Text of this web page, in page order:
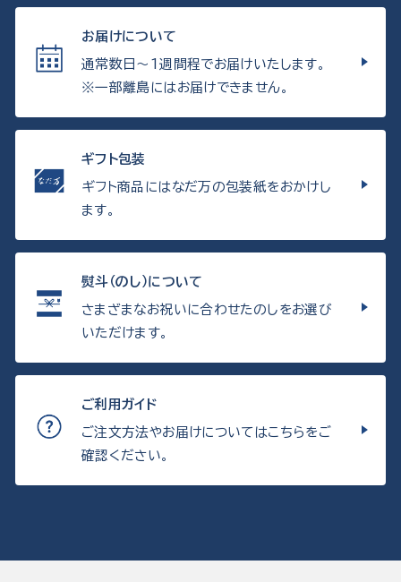
お届けについて
通常数日〜1週間程でお届けいたします。
※一部離島にはお届けできません。
ギフト包装
ギフト商品にはなだ万の包装紙をおかけし
ます。
熨斗（のし）について
さまざまなお祝いに合わせたのしをお選び
いただけます。
ご利用ガイド
ご注文方法やお届けについてはこちらをご
確認ください。